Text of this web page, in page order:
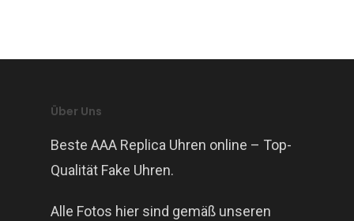
Über Uns
Beste AAA Replica Uhren online – Top-
Qualität Fake Uhren.
Alle Fotos hier sind gemäß unseren